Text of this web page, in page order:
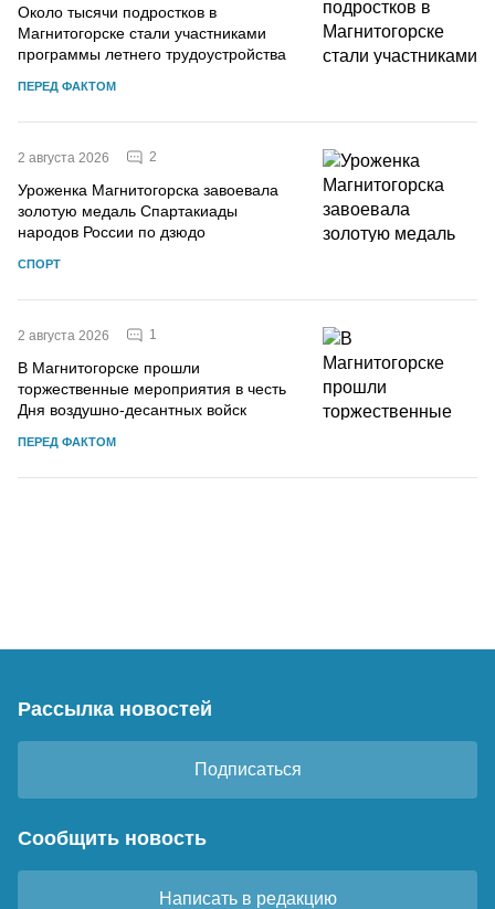
Около тысячи подростков в
Магнитогорске стали участниками
программы летнего трудоустройства
ПЕРЕД ФАКТОМ
2 августа 2026 2
Уроженка Магнитогорска завоевала
золотую медаль Спартакиады
народов России по дзюдо
СПОРТ
2 августа 2026 1
В Магнитогорске прошли
торжественные мероприятия в честь
Дня воздушно-десантных войск
ПЕРЕД ФАКТОМ
Рассылка новостей
Подписаться
Сообщить новость
Написать в редакцию